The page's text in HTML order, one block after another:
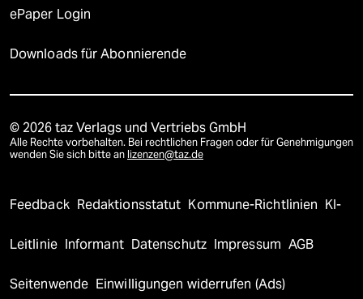
ePaper Login
Downloads für Abonnierende
© 2026 taz Verlags und Vertriebs GmbH
Alle Rechte vorbehalten. Bei rechtlichen Fragen oder für Genehmigungen
wenden Sie sich bitte an lizenzen@taz.de
Feedback Redaktionsstatut Kommune-Richtlinien KI-
Leitlinie Informant Datenschutz Impressum AGB
Seitenwende Einwilligungen widerrufen (Ads)